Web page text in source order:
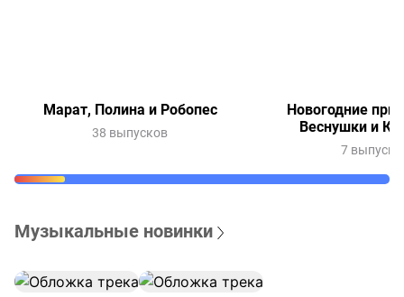
Марат, Полина и Робопес
38 выпусков
Новогодние
Веснушки и
7
Музыкальные новинки